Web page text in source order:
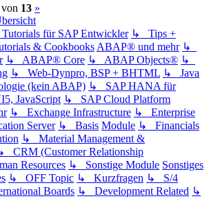
von 13 (current)
»
für SAP Entwickler ↳ Tips +
& Cookbooks ABAP® und mehr ↳
↳ ABAP® Core ↳ ABAP Objects® ↳
↳ Web-Dynpro, BSP + BHTML ↳ Java
(kein ABAP) ↳ SAP HANA für
JavaScript ↳ SAP Cloud Platform
↳ Exchange Infrastructure ↳ Enterprise
Server ↳ Basis Module ↳ Financials
↳ Material Management &
CRM (Customer Relationship
Resources ↳ Sonstige Module Sonstiges
↳ OFF Topic ↳ Kurzfragen ↳ S/4
Boards ↳ Development Related ↳